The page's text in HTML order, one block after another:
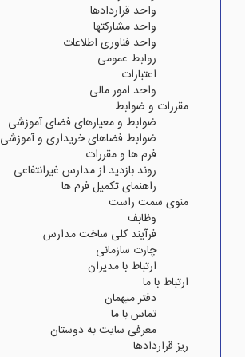
واحد قراردادها
واحد مشارکتها
واحد فناوری اطلاعات
روابط عمومی
اعتبارات
واحد امور مالی
مقررات و ضوابط
ضوابط و معیارهای فضای آموزشی
ضوابط فضاهای خریداری و آموزشی
فرم ها و مقررات
روند بازدید از مدارس غیرانتفاعی
راهنمای تکمیل فرم ها
منوی سمت راست
وظابف
فرآیند کلی ساخت مدارس
چارت سازمانی
ارتباط با مدیران
ارتباط با ما
دفتر میهمان
تماس با ما
معرفی سایت به دوستان
ریز قراردادها